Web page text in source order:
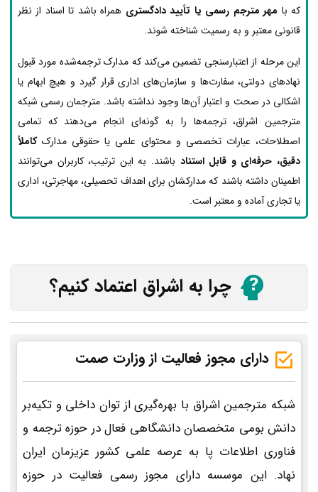
که با مهر مترجم رسمی یا تأیید دادگستری همراه باشد تا اسناد از نظر
قانونی معتبر و به رسمیت شناخته شوند.
این مرحله از اعتبارسنجی تضمین می‌کند که مدارک ترجمه‌شده مورد قبول
نهادهای دولتی، سفارت‌ها و سازمان‌های اداری قرار گیرد و هیچ ابهام یا
اشکالی در صحت و اعتبار آن‌ها وجود نداشته باشد. مترجمان رسمی شبکه
مترجمین اشراق، ترجمه‌ها را به گونه‌ای انجام می‌دهند که تمامی
اصطلاحات، عبارات تخصصی و محتوای علمی یا حقوقی مدارککاملاً
دقیق، حرفه‌ای و قابل استناد باشند. به این ترتیب، کاربران می‌توانند
اطمینان داشته باشند که مدارکشان برای اهداف تحصیلی، مهاجرتی، اداری
یا تجاری آماده و معتبر است.
چرا به اشراق اعتماد کنیم؟
دارای مجوز فعالیت از وزارت صمت
شبکه مترجمین اشراق با بهره‌گیری از توان داخلی و تکیه‌بر
دانش بومی متخصصان دانشگاهی فعال در حوزه ترجمه و
فناوری اطلاعات پا به عرصه علمی کشور عزیزمان ایران
نهاد. این موسسه دارای مجوز رسمی فعالیت در حوزه